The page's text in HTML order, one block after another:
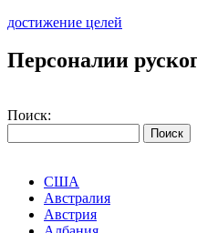
достижение целей
Персоналии
Поиск:
США
Австралия
Австрия